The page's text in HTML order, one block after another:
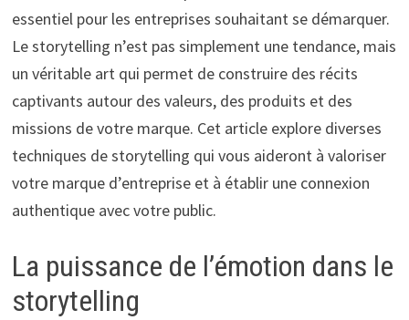
essentiel pour les entreprises souhaitant se démarquer.
Le storytelling n’est pas simplement une tendance, mais
un véritable art qui permet de construire des récits
captivants autour des valeurs, des produits et des
missions de votre marque. Cet article explore diverses
techniques de storytelling qui vous aideront à valoriser
votre marque d’entreprise et à établir une connexion
authentique avec votre public.
La puissance de l’émotion dans le
storytelling